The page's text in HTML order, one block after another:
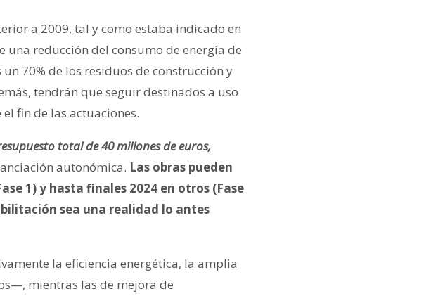
a 2009, tal y como estaba indicado en
reducción del consumo de energía de
70% de los residuos de construcción y
tendrán que seguir destinados a uso
fin de las actuaciones.
total de 40 millones de euros,
autonómica. Las obras pueden
1) y hasta finales 2024 en otros (Fase
sea una realidad lo antes
la eficiencia energética, la amplia
mientras las de mejora de